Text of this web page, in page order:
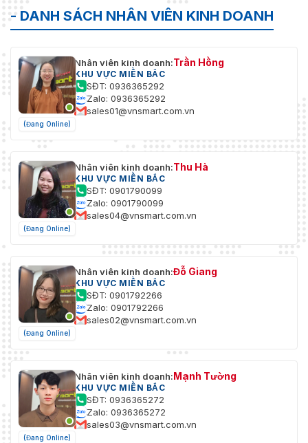
Tiêu thụ điện năng
độ hoạt động)
- DANH SÁCH NHÂN VIÊN KINH DOANH
(Đang Online)
Nhân viên kinh doanh:Trần Hồng
KHU VỰC MIỀN BẮC
SĐT: 0936365292
Zalo: 0936365292
sales01@vnsmart.com.vn
(Đang Online)
Nhân viên kinh doanh:Thu Hà
KHU VỰC MIỀN BẮC
SĐT: 0901790099
Zalo: 0901790099
sales04@vnsmart.com.vn
(Đang Online)
Nhân viên kinh doanh:Đỗ Giang
KHU VỰC MIỀN BẮC
SĐT: 0901792266
Zalo: 0901792266
sales02@vnsmart.com.vn
(Đang Online)
Nhân viên kinh doanh:Mạnh Tường
KHU VỰC MIỀN BẮC
SĐT: 0936365272
Zalo: 0936365272
sales03@vnsmart.com.vn